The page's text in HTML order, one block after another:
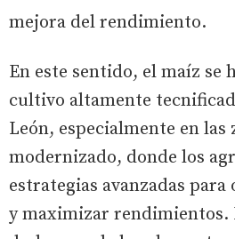
mejora del rendimiento.
En este sentido, el maíz se
cultivo altamente
León, especialmente en las
modernizado, donde los
estrategias avanzadas
y maximizar rendimientos.